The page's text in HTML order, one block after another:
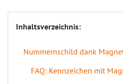
Inhaltsverzeichnis:
Nummernschild dank
FAQ: Kennzeichen mit